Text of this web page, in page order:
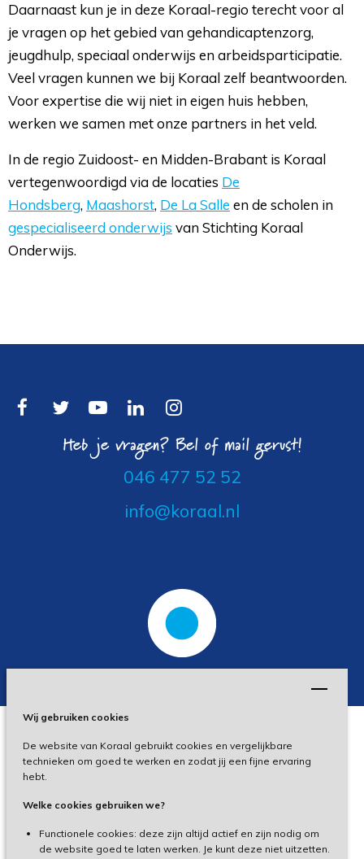
Wij gebruiken cookies
De website van Koraal gebruikt cookies en vergelijkbare
technieken om goed te werken en zodat jij een fijne ervaring
hebt.
Welke cookies gebruiken we?
Functionele cookies: deze zijn altijd actief en zijn nodig om
de website goed te laten werken. Je kunt deze niet uitzetten.
Daarnaast kun je in deze Koraal-regio terecht voor al
je vragen op het gebied van gehandicaptenzorg,
jeugdhulp, speciaal onderwijs en arbeidsparticipatie.
Veel vragen kunnen we bij Koraal zelf beantwoorden.
Voor expertise die wij niet in eigen huis hebben,
werken we samen met onze partners in het veld.
In de regio Zuidoost- en Midden-Brabant is Koraal
vertegenwoordigd via de locaties De
Hondsberg, Maashorst, De La Salle en de scholen in
gespecialiseerd onderwijs van Stichting Koraal
Onderwijs.
Heb je vragen? Bel of mail gerust!
046 477 52 52
info@koraal.nl
Privacy
Toegankelijkheid